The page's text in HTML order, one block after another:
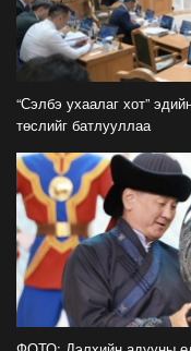
“Сэлбэ ухаалаг хот”
төслийг батлууллаа